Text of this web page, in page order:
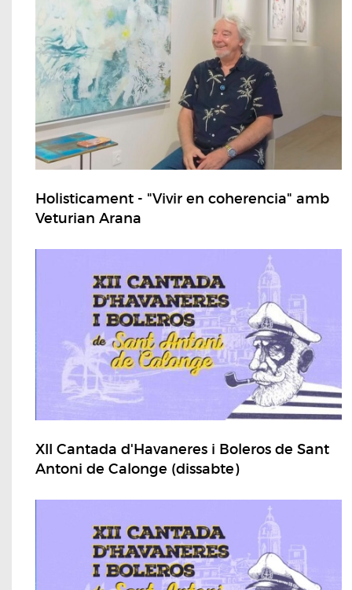
Holisticament - "Vivir en coherencia" amb
Veturian Arana
XII Cantada d'Havaneres i Boleros de Sant
Antoni de Calonge (dissabte)